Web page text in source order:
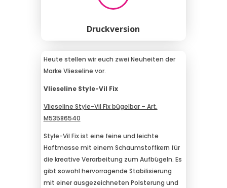
Druckversion
Heute stellen wir euch zwei Neuheiten der
Marke Vlieseline vor.
Vlieseline Style-Vil Fix
Vlieseline Style-Vil Fix bügelbar – Art.
M53586540
Style-Vil Fix ist eine feine und leichte
Haftmasse mit einem Schaumstoffkern für
die kreative Verarbeitung zum Aufbügeln. Es
gibt sowohl hervorragende Stabilisierung
mit einer ausgezeichneten Polsterung und